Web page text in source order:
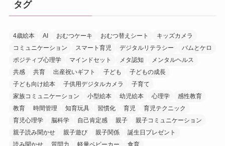
タグ
4歳絵本 AI おむつケーキ おむつ替えシート
キッズカメラ
コミュニケーション
スマート育児 デジタルリテラシー
バムとケロ
ポジティブ心理学
マインドセット メタ認知
メンタルヘルス
共感
共育 出産祝いギフト 子ども
子どもの成長
子ども向け絵本
子供用デジタルカメラ
子育て
家族コミュニケーション
小型絵本 幼児絵本 心理学
感性教育
教育
時間管理 知育玩具 習慣化 育児
育児テクニック
育児心理学
脳科学 自己肯定感 親子
親子コミュニケーション
親子読み聞かせ
親子遊び 親子関係
誕生日プレゼント
読み聞かせ
質問力 軽量ベビーカー 食育